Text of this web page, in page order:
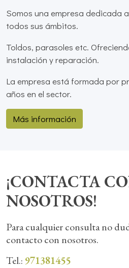
Somos una empresa dedicada
todos sus ámbitos.
Toldos, parasoles etc.
instalación y reparación.
La empresa está formada por
años en el sector.
Más información
¡CONTACTA
NOSOTROS!
Para cualquier consulta no
contacto con nosotros.
Tel.: 971381455